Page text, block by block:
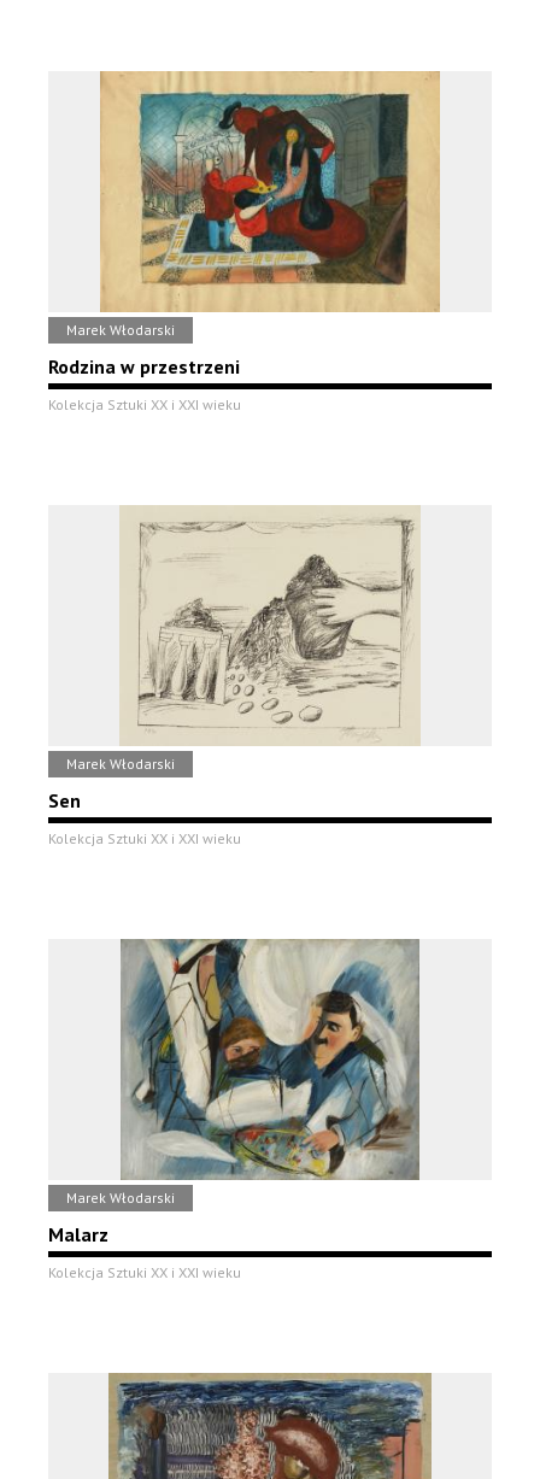
Marek Włodarski
Rodzina w przestrzeni
Kolekcja Sztuki XX i XXI wieku
Marek Włodarski
Sen
Kolekcja Sztuki XX i XXI wieku
Marek Włodarski
Malarz
Kolekcja Sztuki XX i XXI wieku